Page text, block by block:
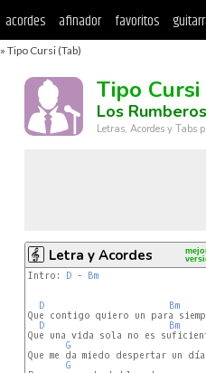
acordes afinador favoritos
» Tipo Cursi (Tab)
Tipo Cursi
Los Rumberos
Letras, Acordes y
Letra y Acordes
Intro: D - Bm
D
Bm
Que contigo quiero un para
D
Bm
Que una vida sola no es
G
Que me da miedo despertar un
G